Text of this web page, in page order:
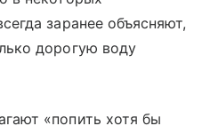
заранее объясняют,
дорогую воду
«попить хотя бы